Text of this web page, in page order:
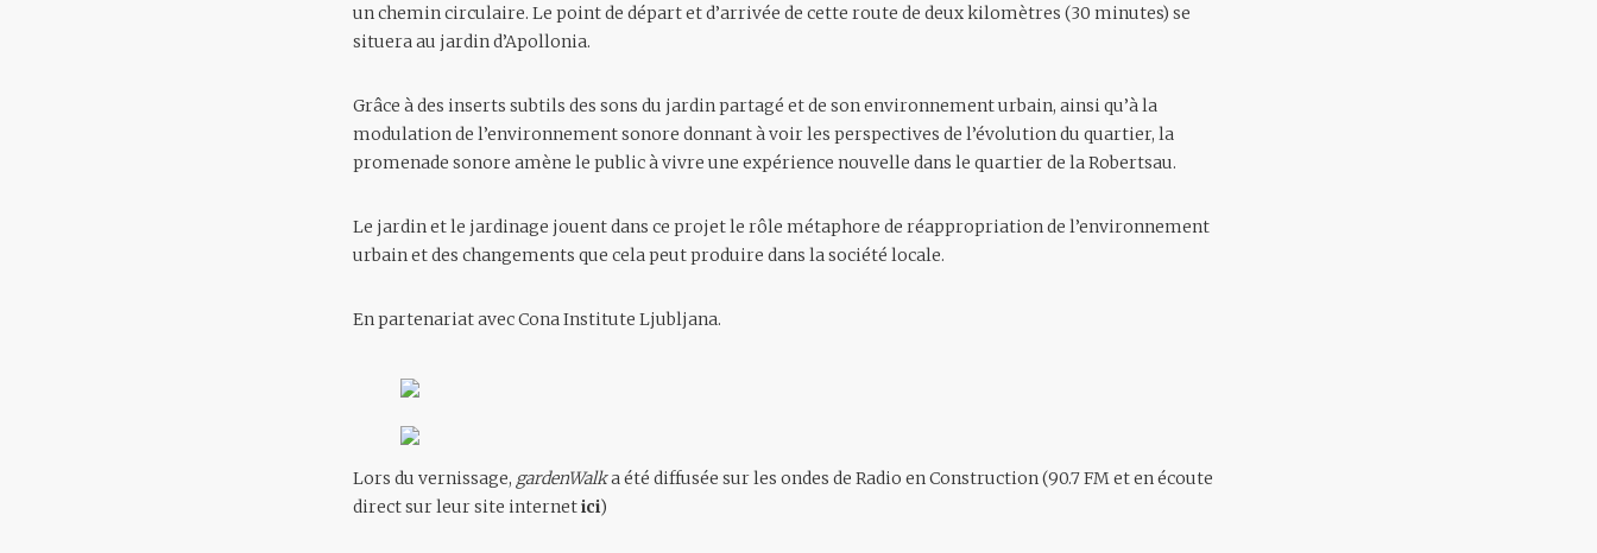
un chemin circulaire. Le point de départ et d’arrivée de cette route de deux kilomètres (30 minutes) se
situera au jardin d’Apollonia.
Grâce à des inserts subtils des sons du jardin partagé et de son environnement urbain, ainsi qu’à la
modulation de l’environnement sonore donnant à voir les perspectives de l’évolution du quartier, la
promenade sonore amène le public à vivre une expérience nouvelle dans le quartier de la Robertsau.
Le jardin et le jardinage jouent dans ce projet le rôle métaphore de réappropriation de l’environnement
urbain et des changements que cela peut produire dans la société locale.
En partenariat avec Cona Institute Ljubljana.
Lors du vernissage, gardenWalka été diffusée sur les ondes de Radio en Construction (90.7 FM et en écoute
direct sur leur site internetici)